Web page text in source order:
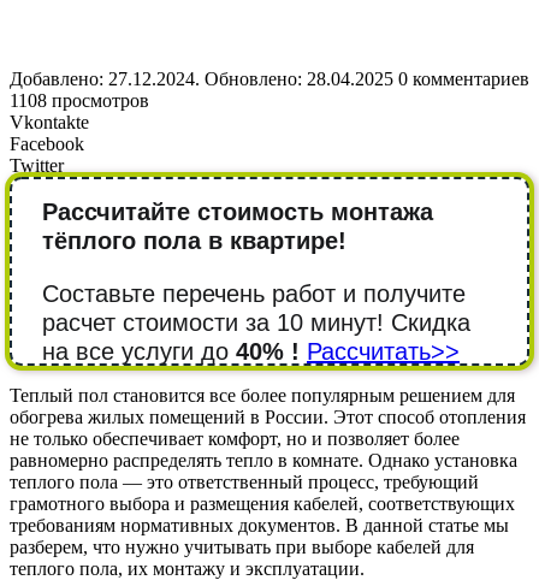
Добавлено: 27.12.2024. Обновлено: 28.04.2025 0 комментариев
1108 просмотров
Vkontakte
Facebook
Twitter
Рассчитайте стоимость монтажа
тёплого пола в квартире!
Составьте перечень работ и получите
расчет стоимости за 10 минут! Cкидка
на все услуги до 40% ! Рассчитать>>
Теплый пол становится все более популярным решением для
обогрева жилых помещений в России. Этот способ отопления
не только обеспечивает комфорт, но и позволяет более
равномерно распределять тепло в комнате. Однако установка
теплого пола — это ответственный процесс, требующий
грамотного выбора и размещения кабелей, соответствующих
требованиям нормативных документов. В данной статье мы
разберем, что нужно учитывать при выборе кабелей для
теплого пола, их монтажу и эксплуатации.